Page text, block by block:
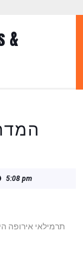
&
5:08 pm
תרמילאי אירופה